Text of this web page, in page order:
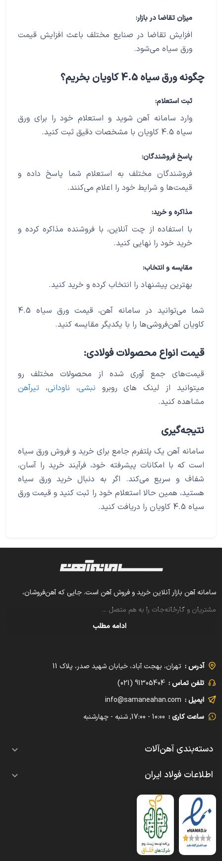
میزان تقاضا در بازار:
افزایش تقاضا در صنایع مختلف باعث افزایش قیمت
ورق سیاه می‌شود.
چگونه ورق سیاه 4.5 کاویان بخریم؟
ثبت استعلام:
وارد سامانه آهن شوید و استعلام خود را برای ورق
سیاه 4.5 کاویان با مشخصات دقیق ثبت کنید.
پاسخ فروشندگان:
فروشندگان مختلف به استعلام شما پاسخ داده و
قیمت‌ها و شرایط خود را اعلام می‌کنند.
مذاکره و خرید:
با استفاده از چت آنلاین، با فروشنده مذاکره کرده و
خرید خود را نهایی کنید.
مقایسه و انتخاب:
بهترین پیشنهاد را انتخاب کرده و خرید کنید.
شما می‌توانید در سامانه آهن، قیمت ورق سیاه 4.5
کاویان آهن‌فروشی‌ها را با یکدیگر مقایسه کنید.
قیمت انواع محصولات فولادی:
قیمت‌های جمع آوری شده از محصولات مختلف رو
میتوانید از لینک های روبرو نبشی، ناودانی، تیرآهن
مشاهده کنید.
نتیجه‌گیری
سامانه آهن یک پلتفرم جامع برای خرید و فروش ورق سیاه
است که با امکانات پیشرفته خود، فرآیند خرید را آسان،
شفاف و سریع می‌کند. اگر به دنبال خرید ورق سیاه
هستید، همین حالا استعلام خود را ثبت کنید و قیمت ورق
سیاه 4.5 کاویان را دریافت کنید.
سامانه آهن بازار آنلاین خرید و فروش آهن است. جایی که آهن‌فروشان،
مشتریان و کارخانه‌جات را به هم متصل ...
ادامه مطلب
آدرس : تهران، بهجت آباد، خیابان شهید صدر، پلاک 11
تلفن تماس : 91305404 (021)
ایمیل : info@samaneahan.com
ساعت کاری : 10:00 - 17:00, شنبه - چهارشنبه
دسته‌بندی آهن‌آلات
قیمت هاش
میلگرد
قیمت آجدار
قیمت ساده
قوطی و پروفیل
قیمت معمولی
ناودانی
اطلاعات فولاد ایران
بلاگ
اتاق آهن‌فروشان
فروشندگان آهن آلات
تولیدکنندگان آهن آلات